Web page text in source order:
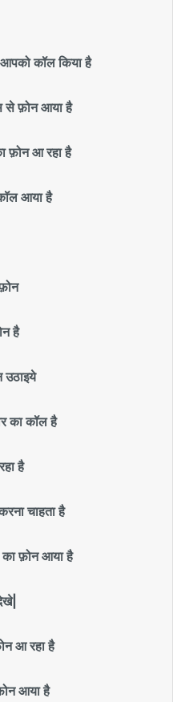
कॉल किया है
फ़ोन आया है
फ़ोन आ रहा है
आया है
है
का कॉल है
है
चाहता है
फ़ोन आया है
आ रहा है
आया है